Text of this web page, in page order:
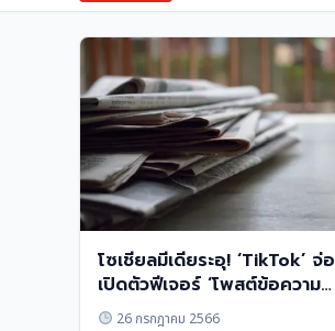
โซเชียลมีเดียระอุ! ‘TikTok’ จ่อ
เปิดตัวฟีเจอร์ ‘โพสต์ข้อความ
ล้วน’26 กรกฎาคม 2566